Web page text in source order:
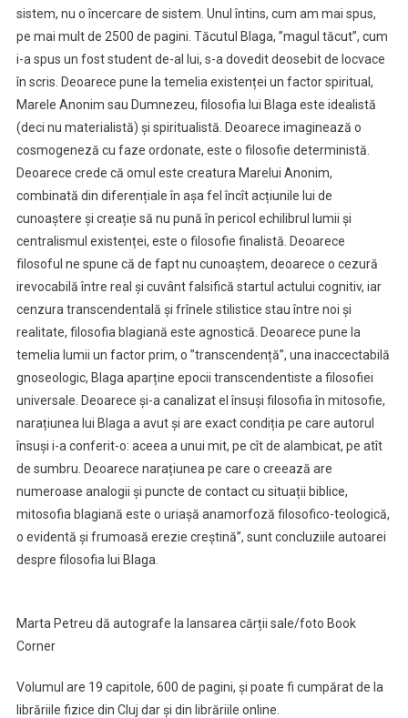
sistem, nu o încercare de sistem. Unul întins, cum am mai spus,
pe mai mult de 2500 de pagini. Tăcutul Blaga, ”magul tăcut”, cum
i-a spus un fost student de-al lui, s-a dovedit deosebit de locvace
în scris. Deoarece pune la temelia existenței un factor spiritual,
Marele Anonim sau Dumnezeu, filosofia lui Blaga este idealistă
(deci nu materialistă) și spiritualistă. Deoarece imaginează o
cosmogeneză cu faze ordonate, este o filosofie deterministă.
Deoarece crede că omul este creatura Marelui Anonim,
combinată din diferențiale în așa fel încît acțiunile lui de
cunoaștere și creație să nu pună în pericol echilibrul lumii și
centralismul existenței, este o filosofie finalistă. Deoarece
filosoful ne spune că de fapt nu cunoaștem, deoarece o cezură
irevocabilă între real și cuvânt falsifică startul actului cognitiv, iar
cenzura transcendentală și frînele stilistice stau între noi și
realitate, filosofia blagiană este agnostică. Deoarece pune la
temelia lumii un factor prim, o ”transcendență”, una inaccectabilă
gnoseologic, Blaga aparține epocii transcendentiste a filosofiei
universale. Deoarece și-a canalizat el însuși filosofia în mitosofie,
narațiunea lui Blaga a avut și are exact condiția pe care autorul
însuși i-a conferit-o: aceea a unui mit, pe cît de alambicat, pe atît
de sumbru. Deoarece narațiunea pe care o creează are
numeroase analogii și puncte de contact cu situații biblice,
mitosofia blagiană este o uriașă anamorfoză filosofico-teologică,
o evidentă și frumoasă erezie creștină”, sunt concluziile autoarei
despre filosofia lui Blaga.
Marta Petreu dă autografe la lansarea cărții sale/foto Book
Corner
Volumul are 19 capitole, 600 de pagini, și poate fi cumpărat de la
librăriile fizice din Cluj dar și din librăriile online.